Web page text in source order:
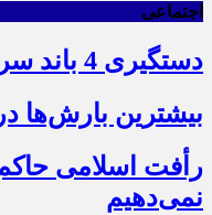
اجتماعی
دستگیری 4 باند سرقت در خراسان جنوبی
بیشترین بارش‌ها در
رأفت اسلامی
نمی‌دهیم